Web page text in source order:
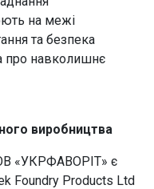
на межі
та безпека
про навколишнє
виробництва
«УКРФАВОРІТ» є
Foundry Products Ltd